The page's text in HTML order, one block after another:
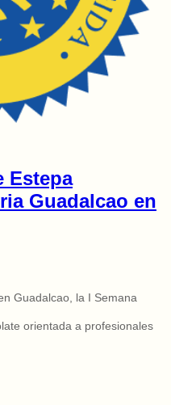
Estepa
Guadalcao en
Guadalcao, la I Semana
orientada a profesionales